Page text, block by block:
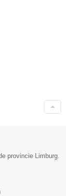
provincie Limburg.